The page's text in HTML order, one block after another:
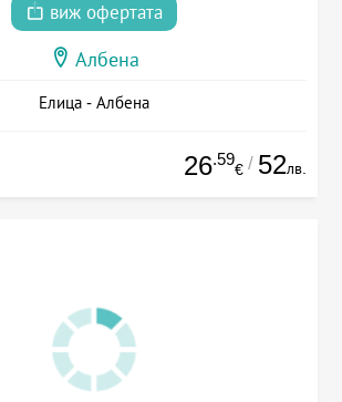
виж офертата
Албена
Елица - Албена
26.59
€ / 52лв.